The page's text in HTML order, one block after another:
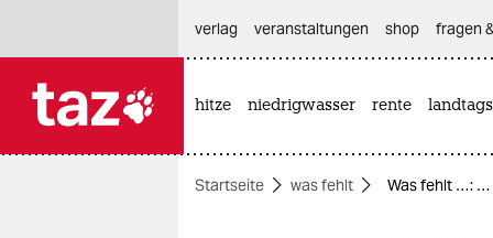
themen
verlag
veranstaltungen shop fragen
hitze niedrigwasser rente
Startseite was fehlt Was fehlt …: …